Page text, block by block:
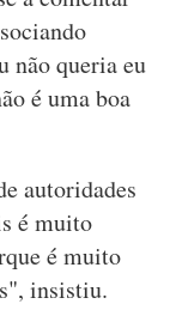
não queria eu
é uma boa
autoridades
é muito
é muito
insistiu.